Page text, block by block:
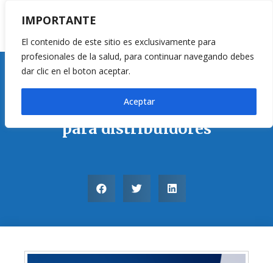
IMPORTANTE
El contenido de este sitio es exclusivamente para
profesionales de la salud, para continuar navegando debes
dar clic en el boton aceptar.
Aceptar
Tiras reactivas: LipidoCare
para distribuidores